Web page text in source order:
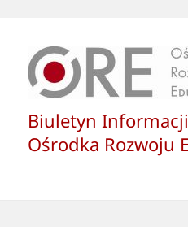
Biuletyn
Ośrodka Rozwoju